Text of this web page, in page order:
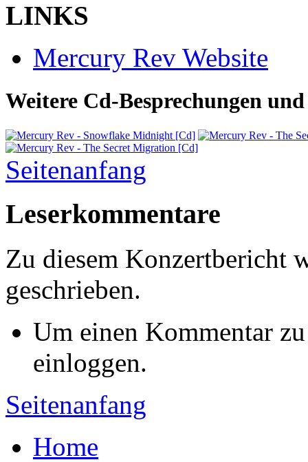
LINKS
Mercury Rev Website
Weitere Cd-Besprechungen
Seitenanfang
Leserkommentare
Zu diesem Konzertbericht
geschrieben.
Um einen Kommentar
einloggen.
Seitenanfang
Home